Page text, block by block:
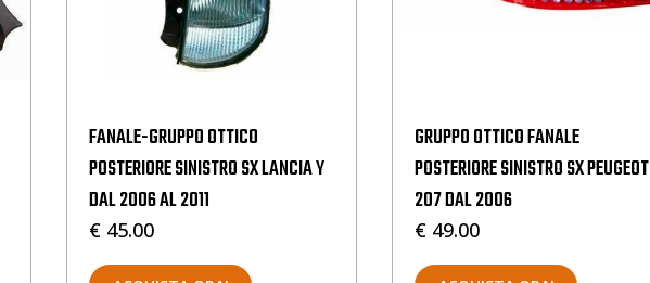
FANALE-GRUPPO OTTICO
POSTERIORE SINISTRO SX LANCIA Y
DAL 2006 AL 2011
€ 45.00
GRUPPO OTTICO FANALE
POSTERIORE SINISTRO SX PEUGEOT
207 DAL 2006
€ 49.00